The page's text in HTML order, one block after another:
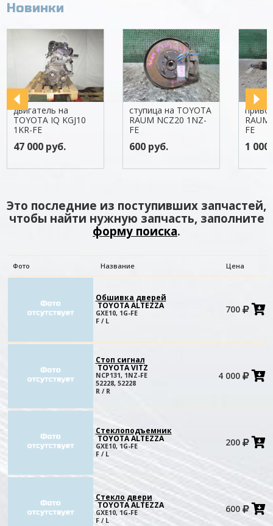
Новинки
двигатель на
TOYOTA IQ KGJ10
1KR-FE
47 000 руб.
ступица на TOYOTA
RAUM NCZ20 1NZ-
FE
600 руб.
FE
1 000
Это последние из поступивших запчастей,
чтобы найти нужную запчасть, заполните
форму поиска.
Фото Название Цена
Обшивка дверей
TOYOTA ALTEZZA
GXE10, 1G-FE
F / L
700
Стоп сигнал
TOYOTA VITZ
NCP131, 1NZ-FE
52228, 52228
R / R
4 000
Стеклоподъемник
TOYOTA ALTEZZA
GXE10, 1G-FE
F / L
200
Стекло двери
TOYOTA ALTEZZA
GXE10, 1G-FE
F / L
600 в